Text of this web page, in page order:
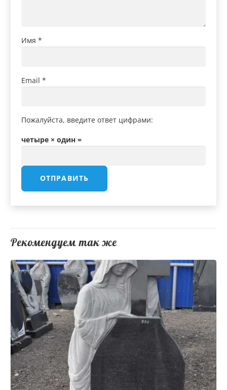
Имя *
Email *
Пожалуйста, введите ответ цифрами:
четыре × один =
Рекомендуем так же